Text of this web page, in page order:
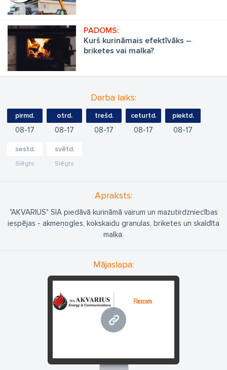
Kurš kurināmais efektīvāks –
briketes vai malka?
Darba laiks:
pirmd.
08 17
otrd.
08 17
trešd.
08 17
ceturtd.
08 17
piektd.
08 17
sestd.
Slēgts
svētd.
Slēgts
Apraksts:
"AKVARIUS" SIA piedāvā kurināmā vairum un mazutirdzniecības
iespējas - akmeņogles, kokskaidu granulas, briketes un skaldīta
malka.
Mājaslapa: